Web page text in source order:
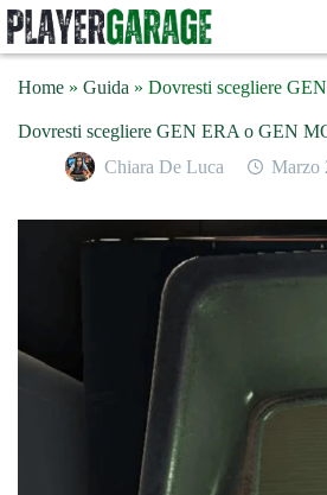
Salta
al
contenuto
Home » Guida » Dovresti scegliere
Dovresti scegliere GEN ERA o GEN
Chiara De Luca
Marzo